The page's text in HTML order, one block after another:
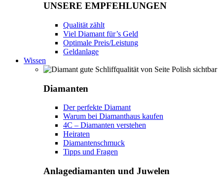
UNSERE EMPFEHLUNGEN
Qualität zählt
Viel Diamant für’s Geld
Optimale Preis/Leistung
Geldanlage
Wissen
Diamanten
Der perfekte Diamant
Warum bei Diamanthaus kaufen
4C – Diamanten verstehen
Heiraten
Diamantenschmuck
Tipps und Fragen
Anlagediamanten und Juwelen